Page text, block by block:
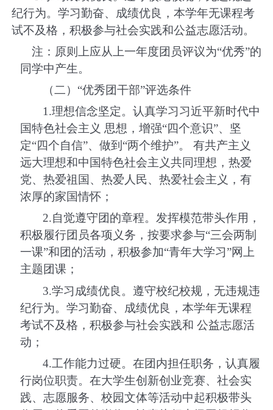
纪行为。学习勤奋、成绩优良，本学年无课程考
试不及格，积极参与社会实践和公益志愿活动。
注：原则上应从上一年度团员评议为“优秀”的
同学中产生。
（二） “优秀团干部”评选条件
1.理想信念坚定。认真学习习近平新时代中
国特色社会主义 思想，增强“四个意识”、坚
定“四个自信”、做到 “两个维护”。 有共产主义
远大理想和中国特色社会主义共同理想，热爱
党、热爱祖国、热爱人民、热爱社会主义，有
浓厚的家国情怀；
2.自觉遵守团的章程。发挥模范带头作用，
积极履行团员各项义务，按要求参与“三会两制
一课”和团的活动，积极参加“青年大学习”网上
主题团课；
3.学习成绩优良。遵守校纪校规，无违规违
纪行为。学习勤奋、成绩优良，本学年无课程
考试不及格，积极参与社会实践和 公益志愿活
动；
4.工作能力过硬。在团内担任职务，认真履
行岗位职责。在大学生创新创业竞赛、社会实
践、志愿服务、校园文体等活动中起积极带头